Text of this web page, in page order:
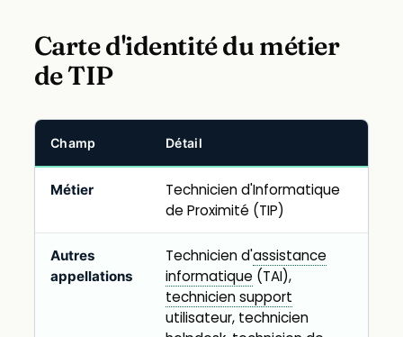
Carte d'identité du métier
de TIP
Champ Détail
Métier
Technicien d'Informatique
de Proximité (TIP)
Autres
appellations
Technicien d'assistance
informatique (TAI),
technicien support
utilisateur, technicien